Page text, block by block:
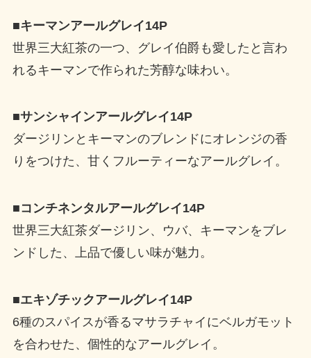
■キーマンアールグレイ14P
世界三大紅茶の一つ、グレイ伯爵も愛したと言わ
れるキーマンで作られた芳醇な味わい。
■サンシャインアールグレイ14P
ダージリンとキーマンのブレンドにオレンジの香
りをつけた、甘くフルーティーなアールグレイ。
■コンチネンタルアールグレイ14P
世界三大紅茶ダージリン、ウバ、キーマンをブレ
ンドした、上品で優しい味が魅力。
■エキゾチックアールグレイ14P
6種のスパイスが香るマサラチャイにベルガモット
を合わせた、個性的なアールグレイ。